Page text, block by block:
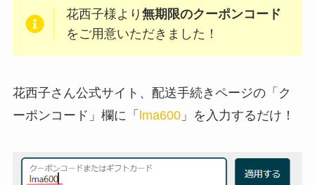
花西子様より無期限のクーポンコード
をご用意いただきました！
花西子さん公式サイト、配送手続きページの「ク
ーポンコード」欄に「 lma600」を入力するだけ！